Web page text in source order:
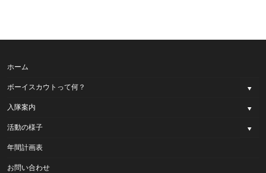
ホーム
ボーイスカウトって何？
入隊案内
活動の様子
年間計画表
お問い合わせ